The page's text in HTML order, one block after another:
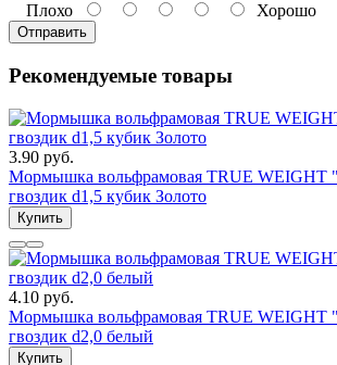
Плохо
Хорошо
Отправить
Рекомендуемые товары
3.90 руб.
Мормышка вольфрамовая TRUE WEIGHT
гвоздик d1,5 кубик Золото
Купить
4.10 руб.
Мормышка вольфрамовая TRUE WEIGHT
гвоздик d2,0 белый
Купить